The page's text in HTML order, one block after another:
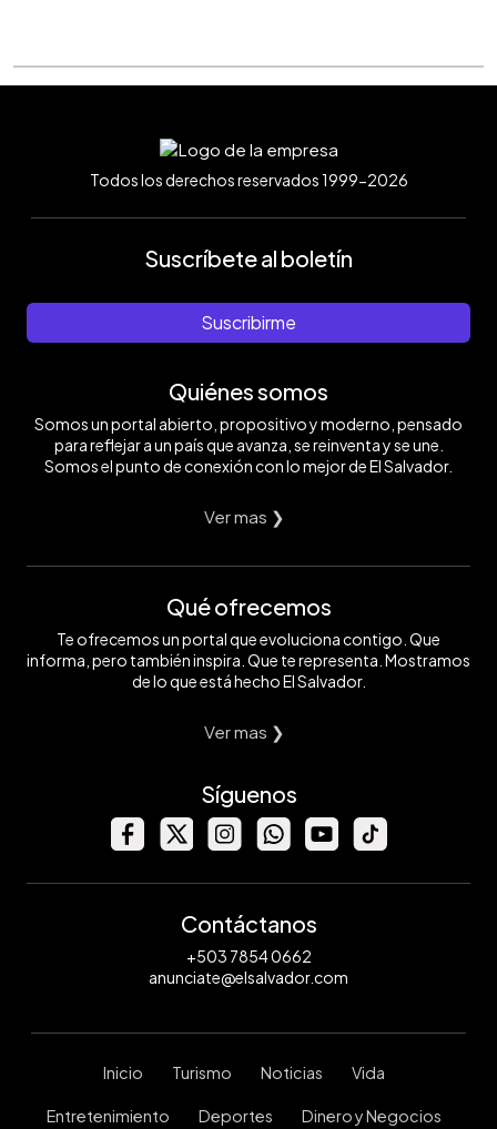
Todos los derechos reservados 1999-2026
Suscríbete al boletín
Suscribirme
Quiénes somos
Somos un portal abierto, propositivo y moderno, pensado
para reflejar a un país que avanza, se reinventa y se une.
Somos el punto de conexión con lo mejor de El Salvador.
Ver mas ❯
Qué ofrecemos
Te ofrecemos un portal que evoluciona contigo. Que
informa, pero también inspira. Que te representa. Mostramos
de lo que está hecho El Salvador.
Ver mas ❯
Síguenos
Contáctanos
+503 7854 0662
anunciate@elsalvador.com
Inicio Turismo Noticias Vida
Entretenimiento Deportes Dinero y Negocios